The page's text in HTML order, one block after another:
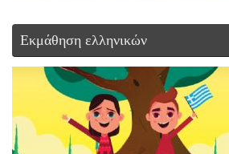
Εκμάθηση ελληνικών